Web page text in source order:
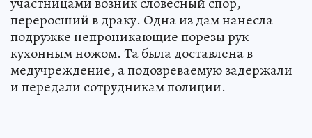
переросший в драку. Одна из дам нанесла
подружке непроникающие порезы рук
кухонным ножом. Та была доставлена в
медучреждение, а подозреваемую задержали
и передали сотрудникам полиции.